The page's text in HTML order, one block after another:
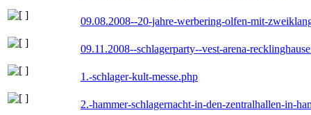
09.08.2008--20-jahre-werbering-olfen-mit-
09.11.2008--schlagerparty--vest-arena-
1.-schlager-kult-messe.php
2.-hammer-schlagernacht-in-den-zentralhallen-in-